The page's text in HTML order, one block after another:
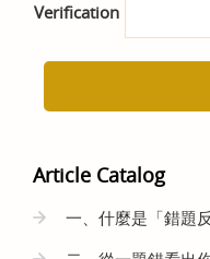
Verification
Article Catalog
一、什麼是「錯題